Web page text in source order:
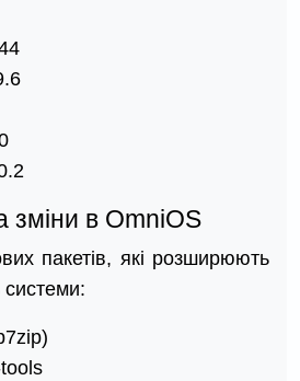
зміни в OmniOS
пакетів, які розширюють
системи: